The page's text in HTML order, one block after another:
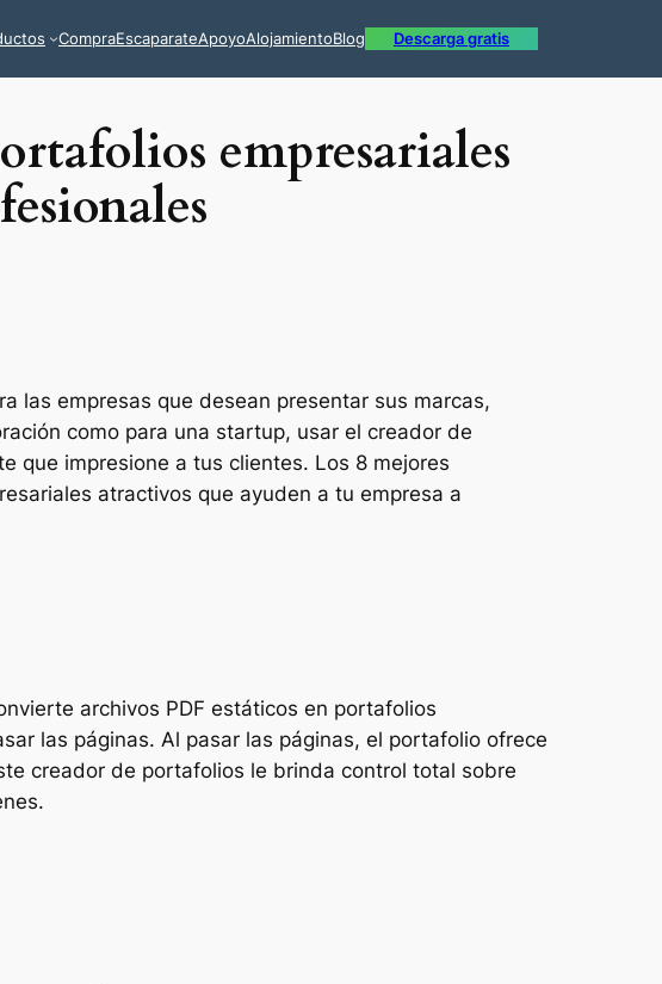
CompraEscaparateApoyoAlojamientoBlog Descarga gratis
empresariales
las empresas que desean presentar sus marcas,
como para una startup, usar el creador de
que impresione a tus clientes. Los 8 mejores
atractivos que ayuden a tu empresa a
archivos PDF estáticos en portafolios
las páginas. Al pasar las páginas, el portafolio ofrece
creador de portafolios le brinda control total sobre